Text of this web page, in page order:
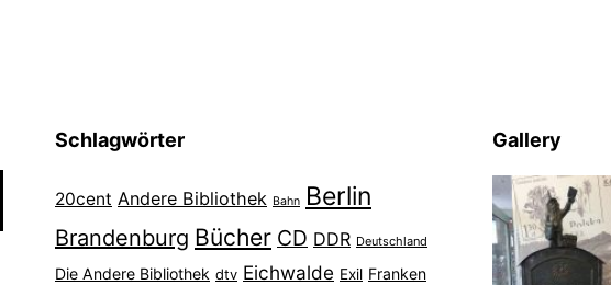
Schlagwörter
20cent Andere Bibliothek Bahn Berlin
Brandenburg Bücher CD DDR Deutschland
Die Andere Bibliothek dtv Eichwalde Exil Franken
Gallery